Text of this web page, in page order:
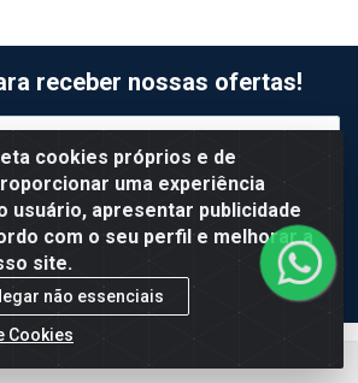
cookies próprios e de
uma experiência
usuário, apresentar publicidade
com o seu perfil e melhorar a
site.
não essenciais
Cookies
receber nossas ofertas!